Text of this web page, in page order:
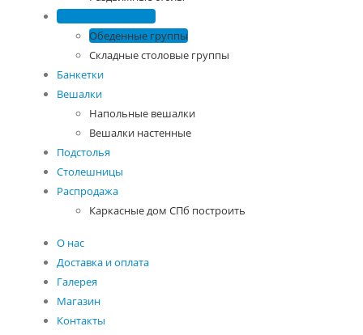
Обеденные группы
Обеденные группы
Складные столовые группы
Банкетки
Вешалки
Напольные вешалки
Вешалки настенные
Подстолья
Столешницы
Распродажа
Каркасные дом СПб построить
О нас
Доставка и оплата
Галерея
Магазин
Контакты